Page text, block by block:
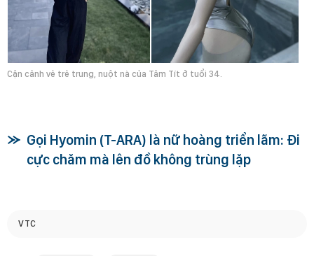
Cận cảnh vẻ trẻ trung, nuột nà của Tâm Tít ở tuổi 34.
Gọi Hyomin (T-ARA) là nữ hoàng triển lãm: Đi
cực chăm mà lên đồ không trùng lặp
VTC